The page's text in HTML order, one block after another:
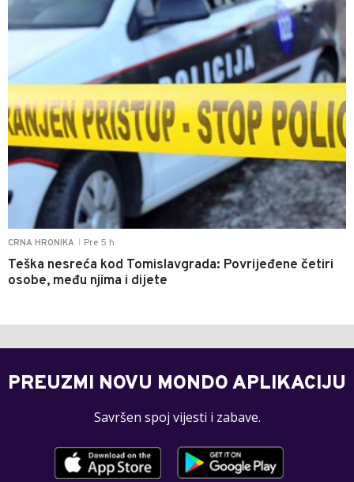
CRNA HRONIKA Pre 5 h
Teška nesreća kod Tomislavgrada: Povrijeđene četiri
osobe, među njima i dijete
PREUZMI NOVU MONDO APLIKACIJU
Savršen spoj vijesti i zabave.